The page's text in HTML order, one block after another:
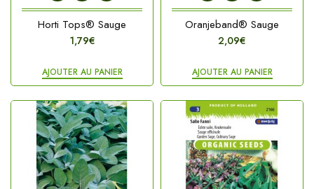
Horti Tops® Sauge
1,79€
AJOUTER AU PANIER
Oranjeband® Sauge
2,09€
AJOUTER AU PANIER